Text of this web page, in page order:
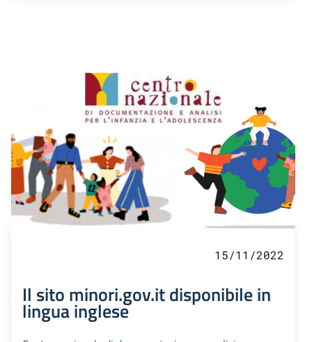
15/11/2022
Il sito minori.gov.it disponibile in
lingua inglese